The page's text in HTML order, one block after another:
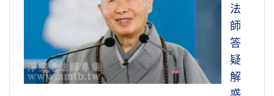
法
師
答
疑
解